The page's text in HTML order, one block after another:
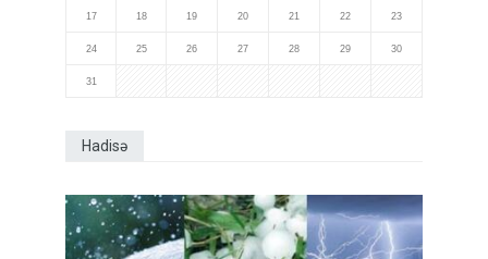
17 18 19 20 21 22 23
24 25 26 27 28 29 30
31
Hadisə